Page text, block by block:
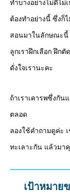
ทำบางอย่างไม่ดีไม่
ต้องทำอย่างนี้ ซึ่งก็
สอนมาในลักษณะนี้
ลูกเราฝึกเลือก ฝึก
ดั่งใจเรานะคะ
ถ้าเราเคารพซึ่งกัน
ตลอด
ลองใช้คำถามดูค่ะ
ทะเลาะกัน แล้วมา
เป้าหมาย